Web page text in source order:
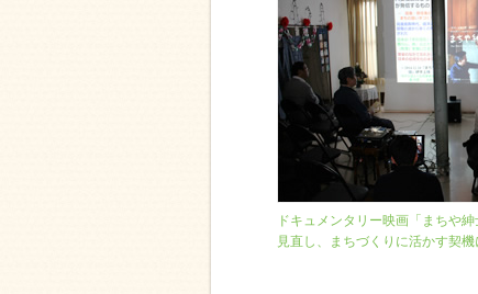
ドキュメンタリー映画「まちや
見直し、まちづくりに活かす契機